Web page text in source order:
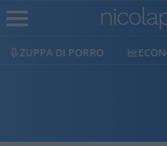
ECONOMIA LIBERILIBRI